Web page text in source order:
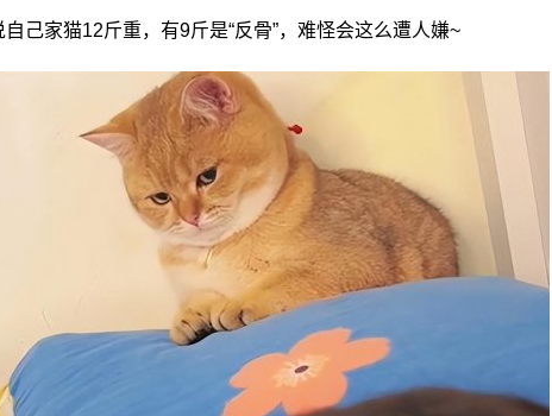
己家猫12斤重，有9斤是“反骨”，难怪会这么遭人嫌~